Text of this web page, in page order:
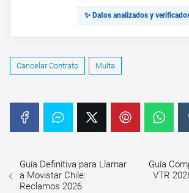
✨ Datos analizados y
Cancelar Contrato Multa
Guía Definitiva para Llamar
a Movistar Chile:
Reclamos 2026
Guía
VTR